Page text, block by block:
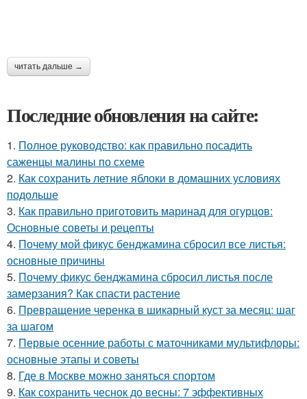
читать дальше →
Последние обновления на сайте:
1. Полное руководство: как правильно посадить
саженцы малины по схеме
2. Как сохранить летние яблоки в домашних условиях
подольше
3. Как правильно приготовить маринад для огурцов:
Основные советы и рецепты
4. Почему мой фикус бенджамина сбросил все листья:
основные причины
5. Почему фикус бенджамина сбросил листья после
замерзания? Как спасти растение
6. Превращение черенка в шикарный куст за месяц: шаг
за шагом
7. Первые осенние работы с маточниками мультифлоры:
основные этапы и советы
8. Где в Москве можно заняться спортом
9. Как сохранить чеснок до весны: 7 эффективных